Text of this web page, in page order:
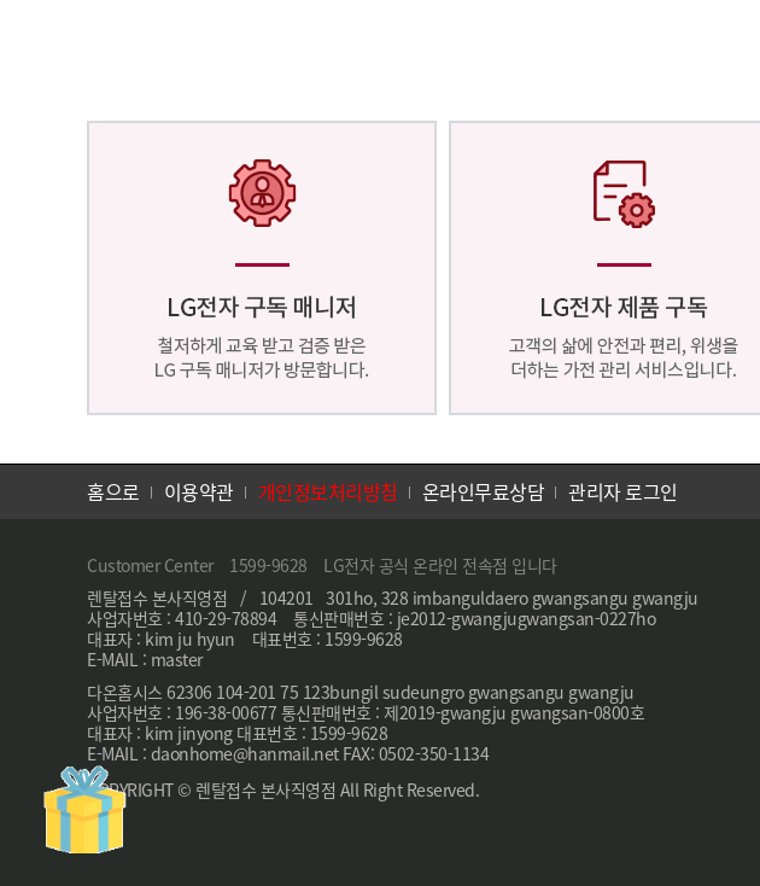
홈으로 이용약관 개인정보처리방침 온라인무료상담 관리자 로그인
Customer Center 1599-9628 LG전자 공식 온라인 전속점 입니다
렌탈접수 본사직영점 / 104201 301ho, 328 imbanguldaero gwangsangu gwangju
사업자번호 : 410-29-78894 통신판매번호 : je2012-gwangjugwangsan-0227ho
대표자 : kim ju hyun 대표번호 : 1599-9628
E-MAIL : master
다온홈시스 62306 104-201 75 123bungil sudeungro gwangsangu gwangju
사업자번호 : 196-38-00677 통신판매번호 : 제2019-gwangju gwangsan-0800호
대표자 : kim jinyong 대표번호 : 1599-9628
E-MAIL : daonhome@hanmail.net FAX: 0502-350-1134
COPYRIGHT © 렌탈접수 본사직영점 All Right Reserved.